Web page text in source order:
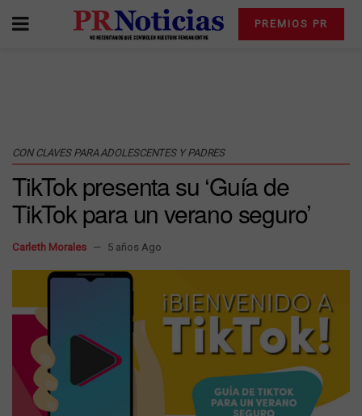
PREMIOS PR
CON CLAVES PARA ADOLESCENTES Y PADRES
TikTok presenta su ‘Guía de
TikTok para un verano seguro’
Carleth Morales 5 años Ago